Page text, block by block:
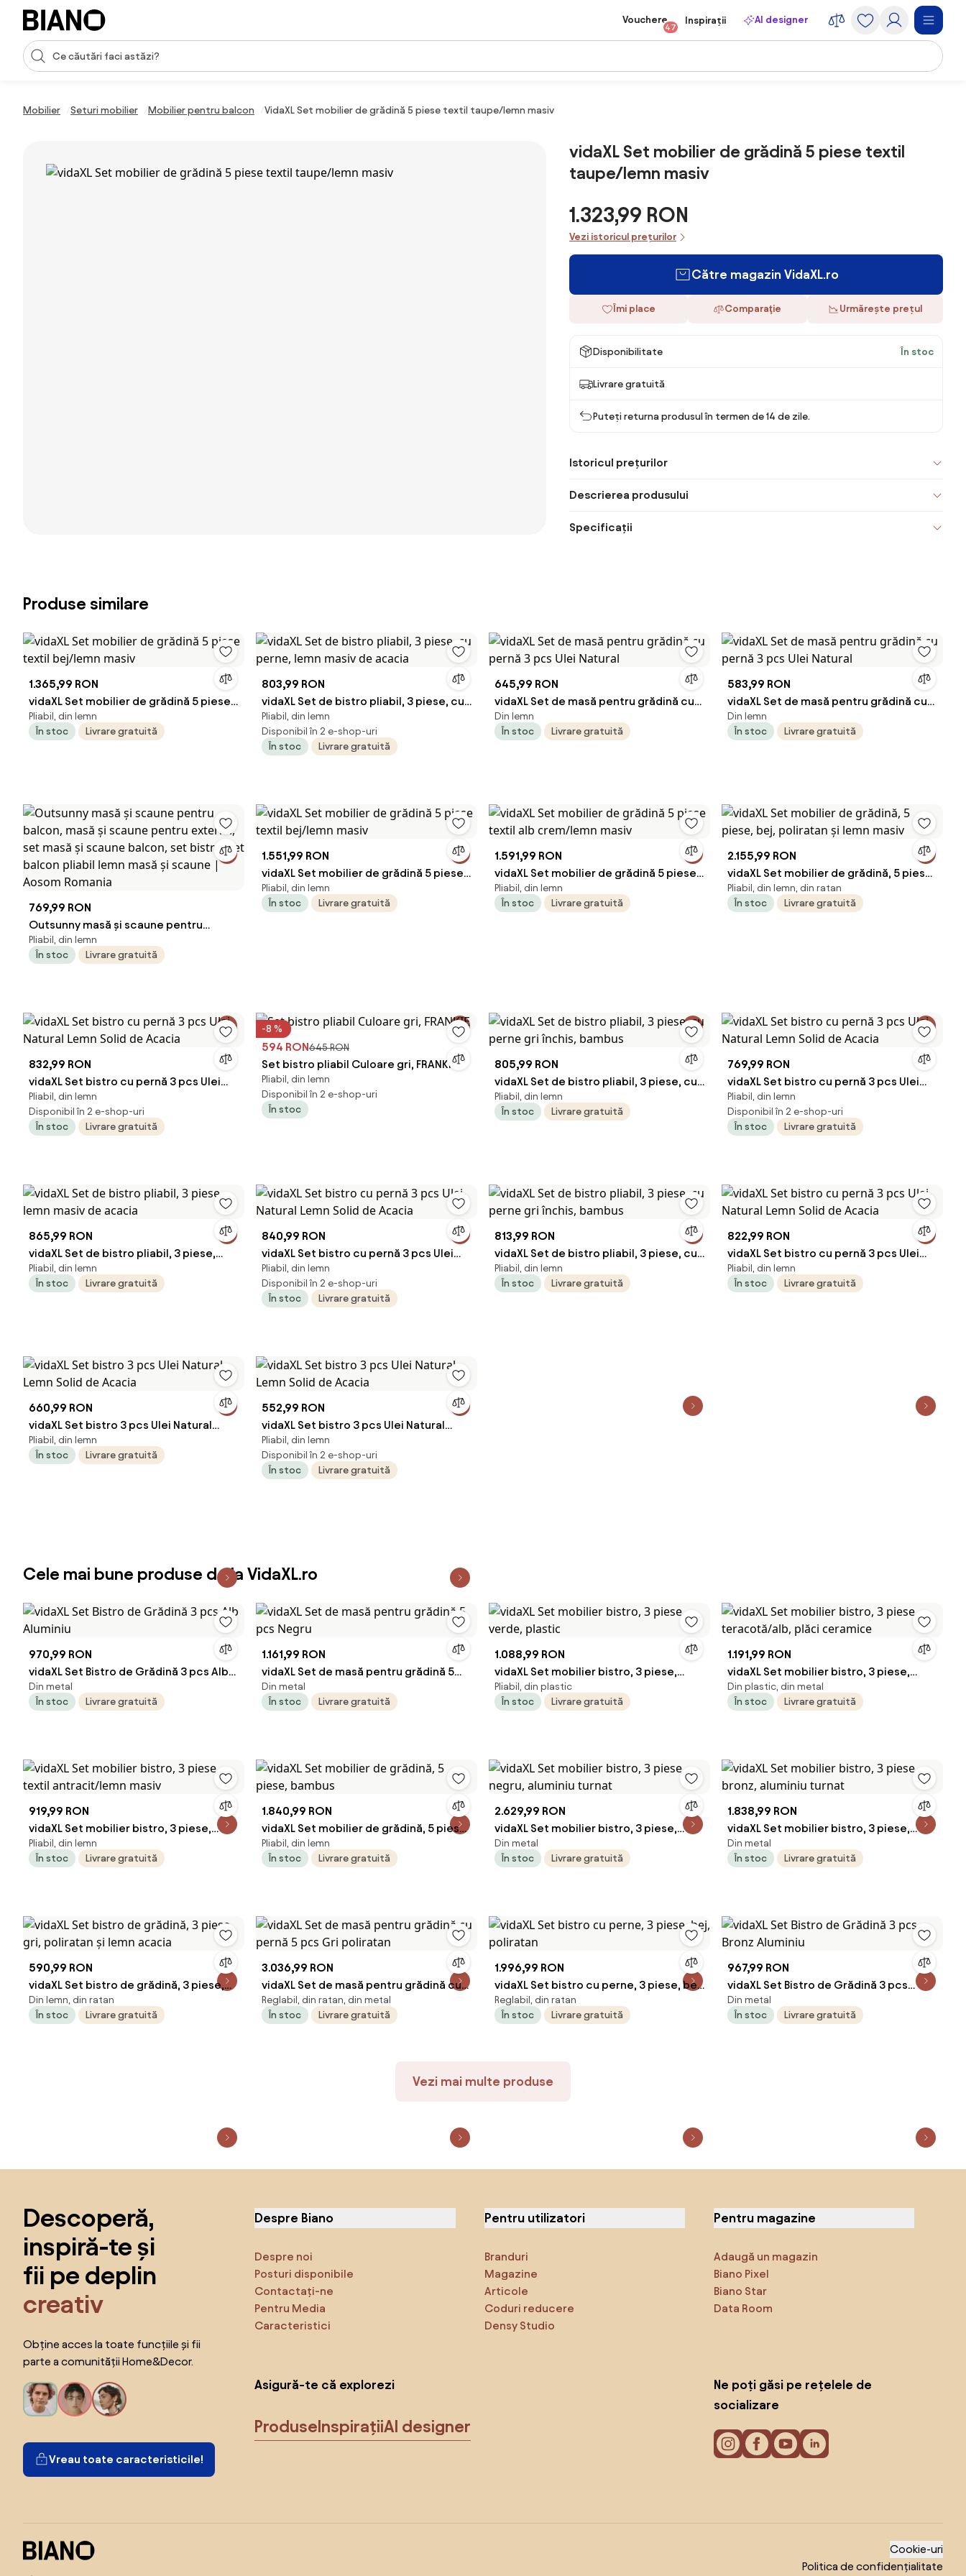
Sari peste navigare, accesează conținutul
Introducerea căutării
Vouchere
47
Inspirații AI designer
Mobilier Seturi mobilier Mobilier pentru balcon VidaXL Set mobilier de grădină 5 piese textil taupe/lemn masiv
vidaXL Set mobilier de grădină 5 piese textil
taupe/lemn masiv
1.323,99 RON
Vezi istoricul prețurilor
Către magazin VidaXL.ro
Îmi place Comparaţie Urmărește prețul
Disponibilitate În stoc
Livrare gratuită
Puteți returna produsul în termen de 14 de zile.
Istoricul prețurilor
Descrierea produsului
Specificații
Produse similare
1.365,99 RON
vidaXL Set mobilier de grădină 5 piese
textil bej/lemn masiv
Pliabil, din lemn
În stoc
Livrare gratuită
803,99 RON
vidaXL Set de bistro pliabil, 3 piese, cu
perne, lemn masiv de acacia
Pliabil, din lemn
Disponibil în 2 e-shop-uri
În stoc
Livrare gratuită
645,99 RON
vidaXL Set de masă pentru grădină cu
pernă 3 pcs Ulei Natural
Din lemn
În stoc
Livrare gratuită
583,99 RON
vidaXL Set de masă pentru grădină cu
pernă 3 pcs Ulei Natural
Din lemn
În stoc
Livrare gratuită
769,99 RON
Outsunny masă și scaune pentru
balcon, masă și scaune pentru
exterior, set masă și scaune balcon,
Pliabil, din lemn
În stoc
Livrare gratuită
1.551,99 RON
vidaXL Set mobilier de grădină 5 piese
textil bej/lemn masiv
Pliabil, din lemn
În stoc
Livrare gratuită
1.591,99 RON
vidaXL Set mobilier de grădină 5 piese
textil alb crem/lemn masiv
Pliabil, din lemn
În stoc
Livrare gratuită
2.155,99 RON
vidaXL Set mobilier de grădină, 5 piese,
bej, poliratan și lemn masiv
Pliabil, din lemn, din ratan
În stoc
Livrare gratuită
832,99 RON
vidaXL Set bistro cu pernă 3 pcs Ulei
Natural Lemn Solid de Acacia
Pliabil, din lemn
Disponibil în 2 e-shop-uri
În stoc
Livrare gratuită
-8 %
594 RON645 RON
Set bistro pliabil Culoare gri, FRANKIE
Pliabil, din lemn
Disponibil în 2 e-shop-uri
În stoc
805,99 RON
vidaXL Set de bistro pliabil, 3 piese, cu
perne gri închis, bambus
Pliabil, din lemn
În stoc
Livrare gratuită
769,99 RON
vidaXL Set bistro cu pernă 3 pcs Ulei
Natural Lemn Solid de Acacia
Pliabil, din lemn
Disponibil în 2 e-shop-uri
În stoc
Livrare gratuită
865,99 RON
vidaXL Set de bistro pliabil, 3 piese,
lemn masiv de acacia
Pliabil, din lemn
În stoc
Livrare gratuită
840,99 RON
vidaXL Set bistro cu pernă 3 pcs Ulei
Natural Lemn Solid de Acacia
Pliabil, din lemn
Disponibil în 2 e-shop-uri
În stoc
Livrare gratuită
813,99 RON
vidaXL Set de bistro pliabil, 3 piese, cu
perne gri închis, bambus
Pliabil, din lemn
În stoc
Livrare gratuită
822,99 RON
vidaXL Set bistro cu pernă 3 pcs Ulei
Natural Lemn Solid de Acacia
Pliabil, din lemn
În stoc
Livrare gratuită
660,99 RON
vidaXL Set bistro 3 pcs Ulei Natural
Lemn Solid de Acacia
Pliabil, din lemn
În stoc
Livrare gratuită
552,99 RON
vidaXL Set bistro 3 pcs Ulei Natural
Lemn Solid de Acacia
Pliabil, din lemn
Disponibil în 2 e-shop-uri
În stoc
Livrare gratuită
Cele mai bune produse de la VidaXL.ro
970,99 RON
vidaXL Set Bistro de Grădină 3 pcs Alb
Aluminiu
Din metal
În stoc
Livrare gratuită
1.161,99 RON
vidaXL Set de masă pentru grădină 5
pcs Negru
Din metal
În stoc
Livrare gratuită
1.088,99 RON
vidaXL Set mobilier bistro, 3 piese,
verde, plastic
Pliabil, din plastic
În stoc
Livrare gratuită
1.191,99 RON
vidaXL Set mobilier bistro, 3 piese,
teracotă/alb, plăci ceramice
Din plastic, din metal
În stoc
Livrare gratuită
919,99 RON
vidaXL Set mobilier bistro, 3 piese,
textil antracit/lemn masiv
Pliabil, din lemn
În stoc
Livrare gratuită
1.840,99 RON
vidaXL Set mobilier de grădină, 5 piese,
bambus
Pliabil, din lemn
În stoc
Livrare gratuită
2.629,99 RON
vidaXL Set mobilier bistro, 3 piese,
negru, aluminiu turnat
Din metal
În stoc
Livrare gratuită
1.838,99 RON
vidaXL Set mobilier bistro, 3 piese,
bronz, aluminiu turnat
Din metal
În stoc
Livrare gratuită
590,99 RON
vidaXL Set bistro de grădină, 3 piese,
gri, poliratan și lemn acacia
Din lemn, din ratan
În stoc
Livrare gratuită
3.036,99 RON
vidaXL Set de masă pentru grădină cu
pernă 5 pcs Gri poliratan
Reglabil, din ratan, din metal
În stoc
Livrare gratuită
1.996,99 RON
vidaXL Set bistro cu perne, 3 piese, bej,
poliratan
Reglabil, din ratan
În stoc
Livrare gratuită
967,99 RON
vidaXL Set Bistro de Grădină 3 pcs
Bronz Aluminiu
Din metal
În stoc
Livrare gratuită
Vezi mai multe produse
Descoperă,
inspiră-te și
fii pe deplin
creativ
Obține acces la toate funcțiile și fii
parte a comunității Home&Decor.
Vreau toate caracteristicile!
Despre Biano
Despre noi
Posturi disponibile
Contactați-ne
Pentru Media
Caracteristici
Pentru utilizatori
Branduri
Magazine
Articole
Coduri reducere
Densy Studio
Pentru magazine
Adaugă un magazin
Biano Pixel
Biano Star
Data Room
Asigură-te că explorezi
Produse InspirațiiAI designer
Ne poți găsi pe rețelele de
socializare
Cookie-uri
Politica de confidențialitate